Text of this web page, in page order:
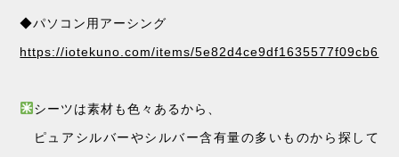
◆パソコン用アーシング
https://iotekuno.com/items/5e82d4ce9df1635577f09cb6
シーツは素材も色々あるから、
ピュアシルバーやシルバー含有量の多いものから探して